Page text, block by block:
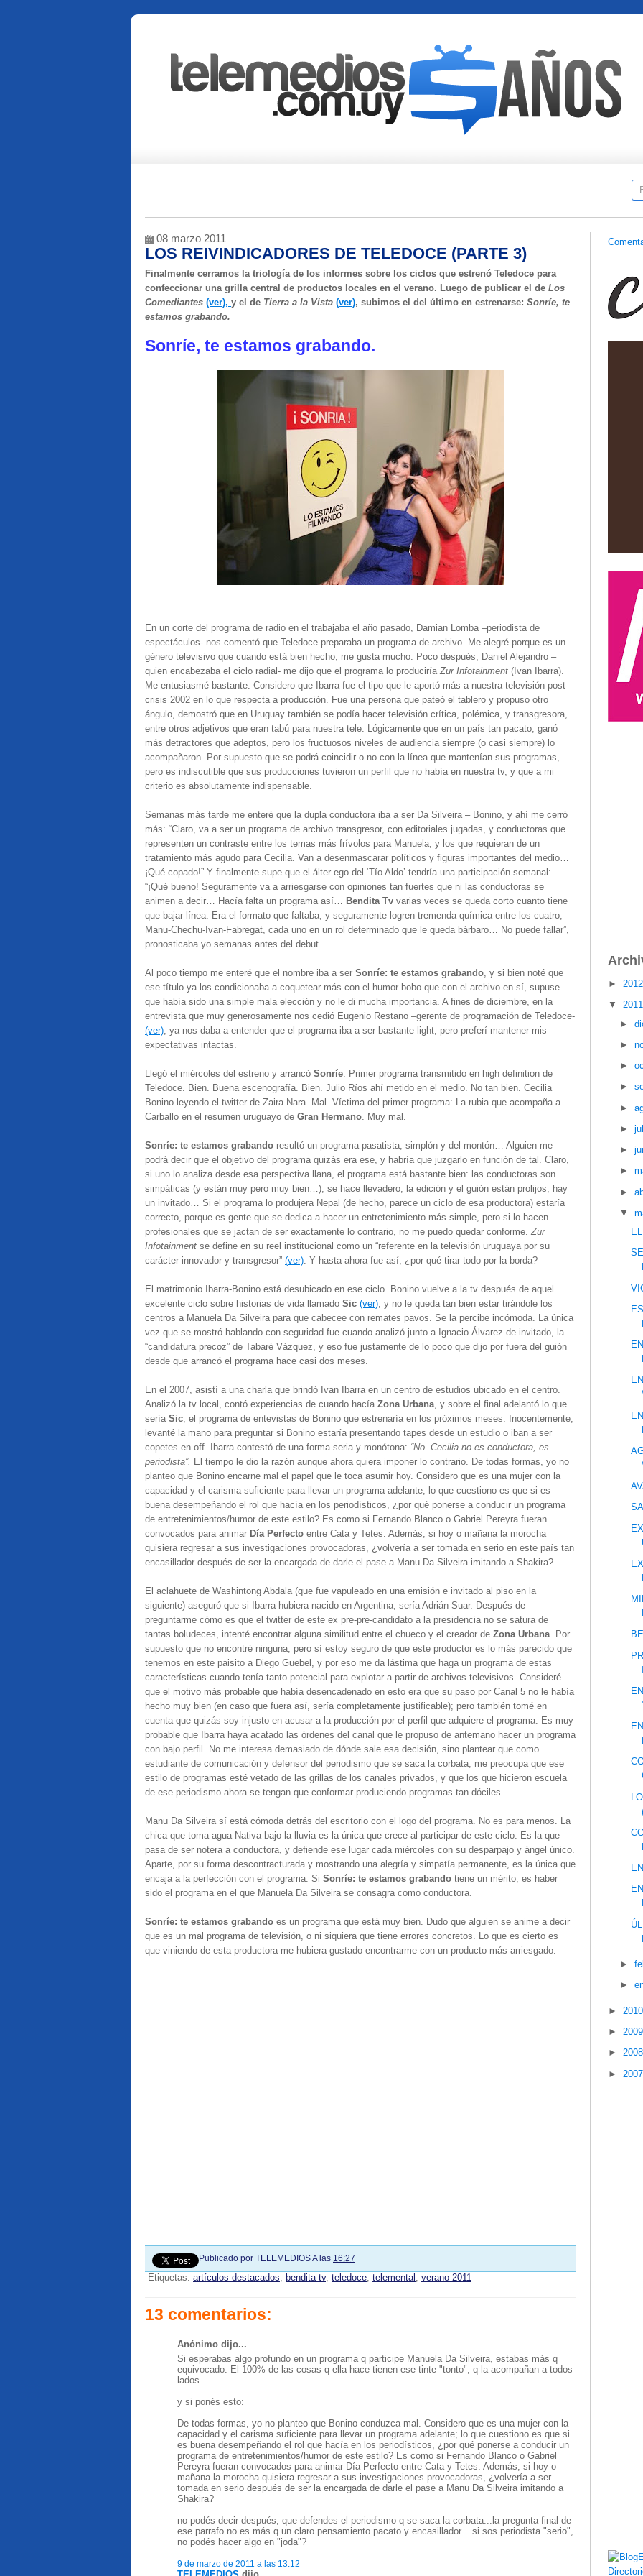
08 marzo 2011
LOS REIVINDICADORES DE TELEDOCE (PARTE 3)
Finalmente cerramos la triología de los informes sobre los ciclos que estrenó Teledoce para
confeccionar una grilla central de productos locales en el verano. Luego de publicar el de Los
Comediantes (ver), y el de Tierra a la Vista (ver), subimos el del último en estrenarse: Sonríe, te
estamos grabando.
Sonríe, te estamos grabando.
En un corte del programa de radio en el trabajaba el año pasado, Damian Lomba –periodista de
espectáculos- nos comentó que Teledoce preparaba un programa de archivo. Me alegré porque es un
género televisivo que cuando está bien hecho, me gusta mucho. Poco después, Daniel Alejandro –
quien encabezaba el ciclo radial- me dijo que el programa lo produciríaZur Infotainment (Ivan Ibarra).
Me entusiasmé bastante. Considero que Ibarra fue el tipo que le aportó más a nuestra televisión post
crisis 2002 en lo que respecta a producción. Fue una persona que pateó el tablero y propuso otro
ángulo, demostró que en Uruguay también se podía hacer televisión crítica, polémica, y transgresora,
entre otros adjetivos que eran tabú para nuestra tele. Lógicamente que en un país tan pacato, ganó
más detractores que adeptos, pero los fructuosos niveles de audiencia siempre (o casi siempre) lo
acompañaron. Por supuesto que se podrá coincidir o no con la línea que mantenían sus programas,
pero es indiscutible que sus producciones tuvieron un perfil que no había en nuestra tv, y que a mi
criterio es absolutamente indispensable.
Semanas más tarde me enteré que la dupla conductora iba a ser Da Silveira – Bonino, y ahí me cerró
más: “Claro, va a ser un programa de archivo transgresor, con editoriales jugadas, y conductoras que
representen un contraste entre los temas más frívolos para Manuela, y los que requieran de un
tratamiento más agudo para Cecilia. Van a desenmascarar políticos y figuras importantes del medio…
¡Qué copado!” Y finalmente supe que el álter ego del ‘Tío Aldo’ tendría una participación semanal:
“¡Qué bueno! Seguramente va a arriesgarse con opiniones tan fuertes que ni las conductoras se
animen a decir… Hacía falta un programa así… Bendita Tv varias veces se queda corto cuanto tiene
que bajar línea. Era el formato que faltaba, y seguramente logren tremenda química entre los cuatro,
Manu-Chechu-Ivan-Fabregat, cada uno en un rol determinado que le queda bárbaro… No puede fallar”,
pronosticaba yo semanas antes del debut.
Al poco tiempo me enteré que el nombre iba a ser Sonríe: te estamos grabando, y si bien noté que
ese título ya los condicionaba a coquetear más con el humor bobo que con el archivo en sí, supuse
que había sido una simple mala elección y no le di mucha importancia. A fines de diciembre, en la
entrevista que muy generosamente nos cedió Eugenio Restano –gerente de programación de Teledoce-
(ver), ya nos daba a entender que el programa iba a ser bastante light, pero preferí mantener mis
expectativas intactas.
Llegó el miércoles del estreno y arrancó Sonríe. Primer programa transmitido en high definition de
Teledoce. Bien. Buena escenografía. Bien. Julio Ríos ahí metido en el medio. No tan bien. Cecilia
Bonino leyendo el twitter de Zaira Nara. Mal. Víctima del primer programa: La rubia que acompaña a
Carballo en el resumen uruguayo de Gran Hermano. Muy mal.
Sonríe: te estamos grabando resultó un programa pasatista, simplón y del montón… Alguien me
podrá decir que el objetivo del programa quizás era ese, y habría que juzgarlo en función de tal. Claro,
si uno lo analiza desde esa perspectiva llana, el programa está bastante bien: las conductoras son
simpáticas (y están muy pero muy bien…), se hace llevadero, la edición y el guión están prolijos, hay
un invitado… Si el programa lo produjera Nepal (de hecho, parece un ciclo de esa productora) estaría
correcto, porque es gente que se dedica a hacer un entretenimiento más simple, pero si lo hacen
profesionales que se jactan de ser exactamente lo contrario, no me puedo quedar conforme.Zur
Infotainment se define en su reel institucional como un “referente en la televisión uruguaya por su
carácter innovador y transgresor” (ver). Y hasta ahora fue así, ¿por qué tirar todo por la borda?
El matrimonio Ibarra-Bonino está desubicado en ese ciclo. Bonino vuelve a la tv después de aquel
excelente ciclo sobre historias de vida llamado Sic (ver), y no le queda tan bien estar tirándole los
centros a Manuela Da Silveira para que cabecee con remates pavos. Se la percibe incómoda. La única
vez que se mostró hablando con seguridad fue cuando analizó junto a Ignacio Álvarez de invitado, la
“candidatura precoz” de Tabaré Vázquez, y eso fue justamente de lo poco que dijo por fuera del guión
desde que arrancó el programa hace casi dos meses.
En el 2007, asistí a una charla que brindó Ivan Ibarra en un centro de estudios ubicado en el centro.
Analizó la tv local, contó experiencias de cuando hacía Zona Urbana, y sobre el final adelantó lo que
sería Sic, el programa de entevistas de Bonino que estrenaría en los próximos meses. Inocentemente,
levanté la mano para preguntar si Bonino estaría presentando tapes desde un estudio o iban a ser
copetes en off. Ibarra contestó de una forma seria y monótona: “No. Cecilia no es conductora, es
periodista”. El tiempo le dio la razón aunque ahora quiera imponer lo contrario. De todas formas, yo no
planteo que Bonino encarne mal el papel que le toca asumir hoy. Considero que es una mujer con la
capacidad y el carisma suficiente para llevar un programa adelante; lo que cuestiono es que si es
buena desempeñando el rol que hacía en los periodísticos, ¿por qué ponerse a conducir un programa
de entretenimientos/humor de este estilo? Es como si Fernando Blanco o Gabriel Pereyra fueran
convocados para animar Día Perfecto entre Cata y Tetes. Además, si hoy o mañana la morocha
quisiera regresar a sus investigaciones provocadoras, ¿volvería a ser tomada en serio en este país tan
encasillador después de ser la encargada de darle el pase a Manu Da Silveira imitando a Shakira?
El aclahuete de Washintong Abdala (que fue vapuleado en una emisión e invitado al piso en la
siguiente) aseguró que si Ibarra hubiera nacido en Argentina, sería Adrián Suar. Después de
preguntarme cómo es que el twitter de este ex pre-pre-candidato a la presidencia no se satura de
tantas boludeces, intenté encontrar alguna similitud entre el chueco y el creador de Zona Urbana. Por
supuesto que no encontré ninguna, pero sí estoy seguro de que este productor es lo más parecido que
tenemos en este paisito a Diego Guebel, y por eso me da lástima que haga un programa de estas
características cuando tenía tanto potencial para explotar a partir de archivos televisivos. Consideré
que el motivo más probable que había desencadenado en esto era que su paso por Canal 5 no le había
hecho muy bien (en caso que fuera así, sería completamente justificable); pero también tomé en
cuenta que quizás soy injusto en acusar a la producción por el perfil que adquiere el programa. Es muy
probable que Ibarra haya acatado las órdenes del canal que le propuso de antemano hacer un programa
con bajo perfil. No me interesa demasiado de dónde sale esa decisión, sino plantear que como
estudiante de comunicación y defensor del periodismo que se saca la corbata, me preocupa que ese
estilo de programas esté vetado de las grillas de los canales privados, y que los que hicieron escuela
de ese periodismo ahora se tengan que conformar produciendo programas tan dóciles.
Manu Da Silveira sí está cómoda detrás del escritorio con el logo del programa. No es para menos. La
chica que toma agua Nativa bajo la lluvia es la única que crece al participar de este ciclo. Es la que
pasa de ser notera a conductora, y defiende ese lugar cada miércoles con su desparpajo y ángel único.
Aparte, por su forma descontracturada y mostrando una alegría y simpatía permanente, es la única que
encaja a la perfección con el programa. Si Sonríe: te estamos grabando tiene un mérito, es haber
sido el programa en el que Manuela Da Silveira se consagra como conductora.
Sonríe: te estamos grabando es un programa que está muy bien. Dudo que alguien se anime a decir
que es un mal programa de televisión, o ni siquiera que tiene errores concretos. Lo que es cierto es
que viniendo de esta productora me hubiera gustado encontrarme con un producto más arriesgado.
Publicado por TELEMEDIOSA las 16:27
Etiquetas: artículos destacados, bendita tv, teledoce, telemental , verano 2011
13 comentarios:
Anónimo dijo...
Si esperabas algo profundo en un programa q participe Manuela Da Silveira, estabas más q
equivocado. El 100% de las cosas q ella hace tienen ese tinte "tonto", q la acompañan a todos
lados.
y si ponés esto:
De todas formas, yo no planteo que Bonino conduzca mal. Considero que es una mujer con la
capacidad y el carisma suficiente para llevar un programa adelante; lo que cuestiono es que si
es buena desempeñando el rol que hacía en los periodísticos, ¿por qué ponerse a conducir un
programa de entretenimientos/humor de este estilo? Es como si Fernando Blanco o Gabriel
Pereyra fueran convocados para animar Día Perfecto entre Cata y Tetes. Además, si hoy o
mañana la morocha quisiera regresar a sus investigaciones provocadoras, ¿volvería a ser
tomada en serio después de ser la encargada de darle el pase a Manu Da Silveira imitando a
Shakira?
no podés decir después, que defendes el periodismo q se saca la corbata...la pregunta final de
ese parrafo no es más q un claro pensamiento pacato y encasillador....si sos periodista "serio",
no podés hacer algo en "joda"?
9 de marzo de 2011 a las 13:12
►
▼
►
►
►
►
►
►
►
►
►
▼
►
►
►
►
►
►